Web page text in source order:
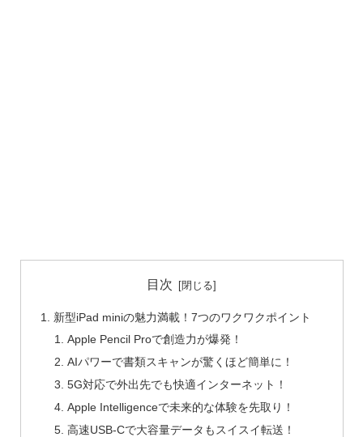
目次
新型iPad miniの魅力満載！7つのワクワクポイント
Apple Pencil Proで創造力が爆発！
AIパワーで書類スキャンが驚くほど簡単に！
5G対応で外出先でも快適インターネット！
Apple Intelligenceで未来的な体験を先取り！
高速USB-Cで大容量データもスイスイ転送！